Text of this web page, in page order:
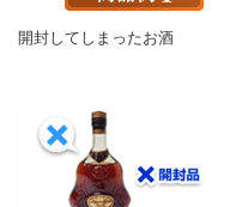
開封してしまったお酒